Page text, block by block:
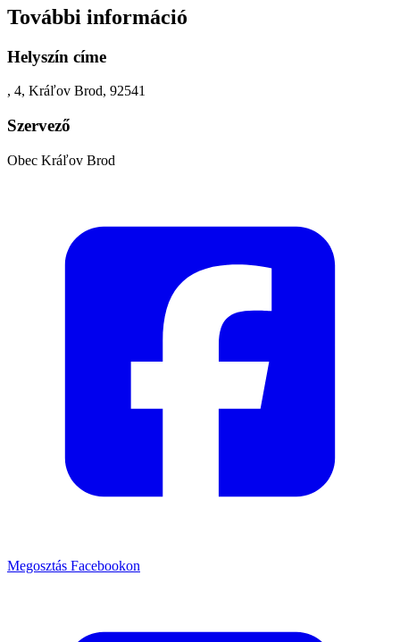
További információ
Helyszín címe
, 4, Kráľov Brod, 92541
Szervező
Obec Kráľov Brod
Megosztás Facebookon